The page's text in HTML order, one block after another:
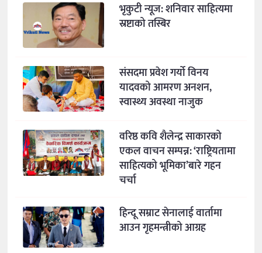
भृकुटी न्यूज: शनिवार साहित्यमा
स्रष्टाको तस्बिर
संसदमा प्रवेश गर्यो विनय
यादवको आमरण अनशन,
स्वास्थ्य अवस्था नाजुक
वरिष्ठ कवि शैलेन्द्र साकारको
एकल वाचन सम्पन्न: ‘राष्ट्रियतामा
साहित्यको भूमिका’बारे गहन
चर्चा
हिन्दू सम्राट सेनालाई वार्तामा
आउन गृहमन्त्रीको आग्रह